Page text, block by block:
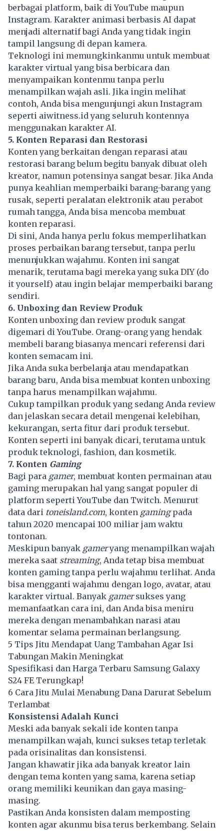
berbagai platform, baik di YouTube maupun
Instagram. Karakter animasi berbasis AI dapat
menjadi alternatif bagi Anda yang tidak ingin
tampil langsung di depan kamera.
Teknologi ini memungkinkanmu untuk membuat
karakter virtual yang bisa berbicara dan
menyampaikan kontenmu tanpa perlu
menampilkan wajah asli. Jika ingin melihat
contoh, Anda bisa mengunjungi akun Instagram
seperti aiwitness.id yang seluruh kontennya
menggunakan karakter AI.
5. Konten Reparasi dan Restorasi
Konten yang berkaitan dengan reparasi atau
restorasi barang belum begitu banyak dibuat oleh
kreator, namun potensinya sangat besar. Jika Anda
punya keahlian memperbaiki barang-barang yang
rusak, seperti peralatan elektronik atau perabot
rumah tangga, Anda bisa mencoba membuat
konten reparasi.
Di sini, Anda hanya perlu fokus memperlihatkan
proses perbaikan barang tersebut, tanpa perlu
menunjukkan wajahmu. Konten ini sangat
menarik, terutama bagi mereka yang suka DIY (do
it yourself) atau ingin belajar memperbaiki barang
sendiri.
6. Unboxing dan Review Produk
Konten unboxing dan review produk sangat
digemari di YouTube. Orang-orang yang hendak
membeli barang biasanya mencari referensi dari
konten semacam ini.
Jika Anda suka berbelanja atau mendapatkan
barang baru, Anda bisa membuat konten unboxing
tanpa harus menampilkan wajahmu.
Cukup tampilkan produk yang sedang Anda review
dan jelaskan secara detail mengenai kelebihan,
kekurangan, serta fitur dari produk tersebut.
Konten seperti ini banyak dicari, terutama untuk
produk teknologi, fashion, dan kosmetik.
7. Konten Gaming
Bagi para gamer, membuat konten permainan atau
gaming merupakan hal yang sangat populer di
platform seperti YouTube dan Twitch. Menurut
data dari toneisland.com, konten gamingpada
tahun 2020 mencapai 100 miliar jam waktu
tontonan.
Meskipun banyak gameryang menampilkan wajah
mereka saat streaming, Anda tetap bisa membuat
konten gaming tanpa perlu wajahmu terlihat. Anda
bisa mengganti wajahmu dengan logo, avatar, atau
karakter virtual. Banyak gamersukses yang
memanfaatkan cara ini, dan Anda bisa meniru
mereka dengan menambahkan narasi atau
komentar selama permainan berlangsung.
5 Tips Jitu Mendapat Uang Tambahan Agar Isi
Tabungan Makin Meningkat
Spesifikasi dan Harga Terbaru Samsung Galaxy
S24 FE Terungkap!
6 Cara Jitu Mulai Menabung Dana Darurat Sebelum
Terlambat
Konsistensi Adalah Kunci
Meski ada banyak sekali ide konten tanpa
menampilkan wajah, kunci sukses tetap terletak
pada orisinalitas dan konsistensi.
Jangan khawatir jika ada banyak kreator lain
dengan tema konten yang sama, karena setiap
orang memiliki keunikan dan gaya masing-
masing.
Pastikan Anda konsisten dalam memposting
konten agar akunmu bisa terus berkembang. Selain